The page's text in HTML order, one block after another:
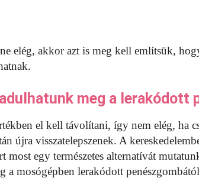
elég, akkor azt is meg kell említsük,
meg a lerakódott
el kell távolítani, így nem elég, ha
újra visszatelepszenek. A
most egy természetes alternatívát
a mosógépben lerakódott